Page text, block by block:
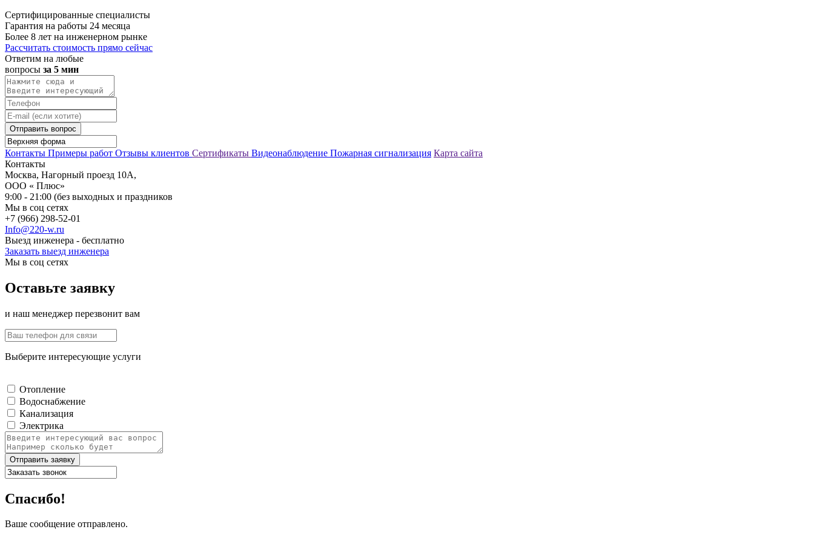
Сертифицированные специалисты
Гарантия на работы 24 месяца
Более 8 лет на инженерном рынке
Рассчитать стоимость прямо сейчас
Ответим на любые
вопросы за 5 мин
Отправить вопрос
Контакты Примеры работ Отзывы клиентов Сертификаты Видеонаблюдение Пожарная сигнализация Карта сайта
Контакты
Москва, Нагорный проезд 10А,
ООО « Плюс»
9:00 - 21:00 (без выходных и праздников
Мы в соц сетях
+7 (966) 298-52-01
Info@220-w.ru
Выезд инженера - бесплатно
Заказать выезд инженера
Мы в соц сетях
Оставьте заявку
и наш менеджер перезвонит вам
Выберите интересующие услуги
Отопление
Водоснабжение
Канализация
Электрика
Отправить заявку
Спасибо!
Ваше сообщение отправлено.